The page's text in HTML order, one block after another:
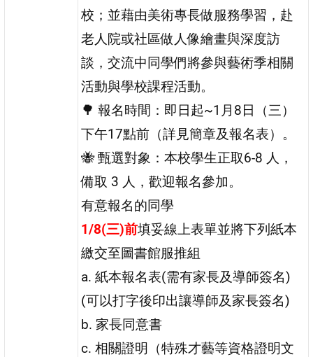
校；並藉由美術專長做服務學習，赴
老人院或社區做人像繪畫與深度訪
談，交流中同學們將參與藝術季相關
活動與學校課程活動。
🌳 報名時間：即日起~1月8日（三）
下午17點前（詳見簡章及報名表）。
🐝 甄選對象：本校學生正取6-8 人，
備取 3 人，歡迎報名參加。
有意報名的同學
1/8(三)前填妥線上表單並將下列紙本
繳交至圖書館服推組
a. 紙本報名表(需有家長及導師簽名)
(可以打字後印出讓導師及家長簽名)
b. 家長同意書
c. 相關證明（特殊才藝等資格證明文